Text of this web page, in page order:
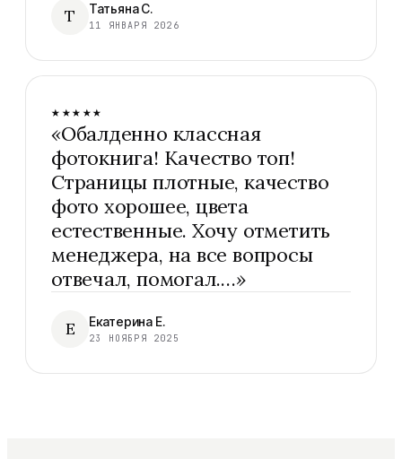
Т Татьяна С.
11 ЯНВАРЯ 2026
★★★★★
«Обалденно классная
фотокнига! Качество топ!
Страницы плотные, качество
фото хорошее, цвета
естественные. Хочу отметить
менеджера, на все вопросы
отвечал, помогал.…»
Е Екатерина Е.
23 НОЯБРЯ 2025